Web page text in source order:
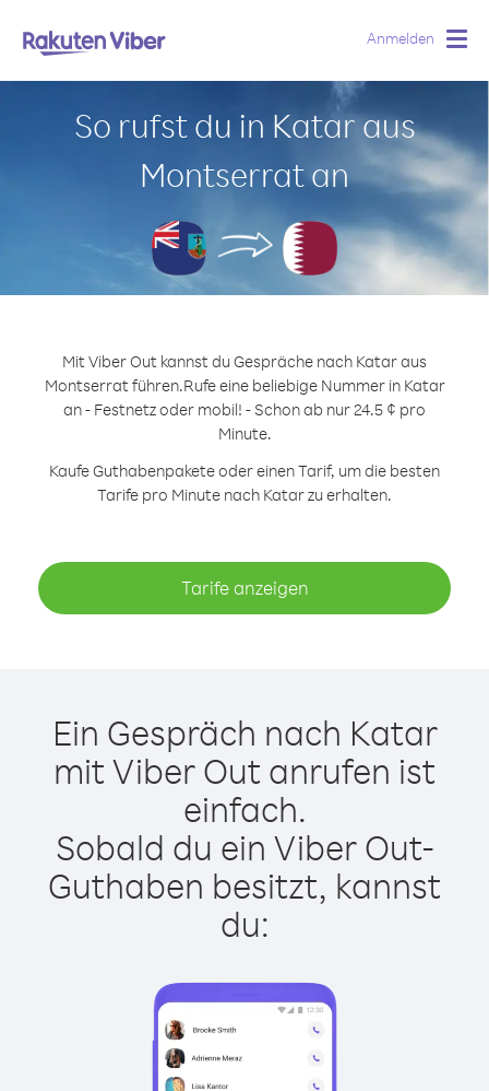
Anmelden
So rufst du in Katar aus
Montserrat an
Mit Viber Out kannst du Gespräche nach Katar aus
Montserrat führen.Rufe eine beliebige Nummer in Katar
an - Festnetz oder mobil! - Schon ab nur 24.5 ¢ pro
Minute.
Kaufe Guthabenpakete oder einen Tarif, um die besten
Tarife pro Minute nach Katar zu erhalten.
Tarife anzeigen
Ein Gespräch nach Katar
mit Viber Out anrufen ist
einfach.
Sobald du ein Viber Out-
Guthaben besitzt, kannst
du: